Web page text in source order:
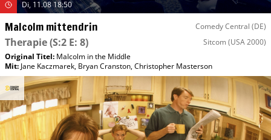
Di, 11.08 18:50
Malcolm mittendrin Comedy Central (DE)
Therapie(S:2 E: 8) Sitcom (USA 2000)
Original Titel: Malcolm in the Middle
Mit: Jane Kaczmarek, Bryan Cranston,Christopher Masterson